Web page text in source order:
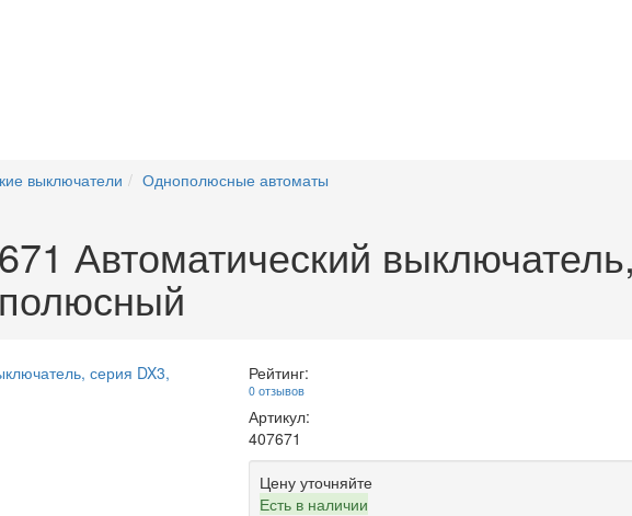
выключатели Однополюсные автоматы
Автоматический
Рейтинг:
0 отзывов
Артикул:
407671
Цену уточняйте
Есть в наличии